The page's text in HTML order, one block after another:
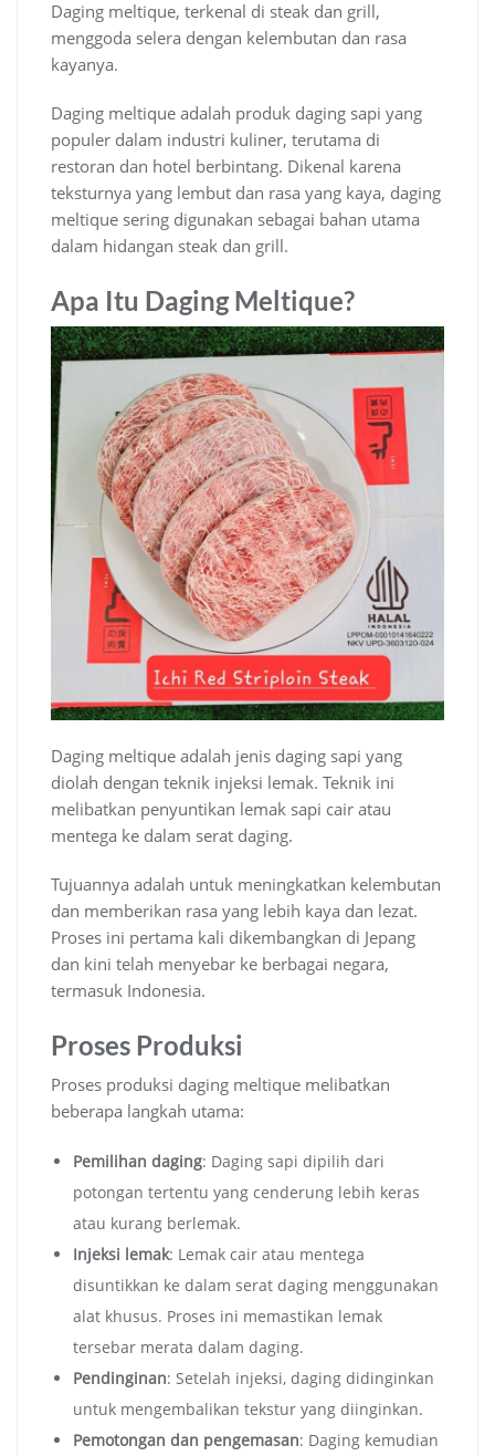
Daging meltique, terkenal di steak dan grill,
menggoda selera dengan kelembutan dan rasa
kayanya.
Daging meltique adalah produk daging sapi yang
populer dalam industri kuliner, terutama di
restoran dan hotel berbintang. Dikenal karena
teksturnya yang lembut dan rasa yang kaya, daging
meltique sering digunakan sebagai bahan utama
dalam hidangan steak dan grill.
Apa Itu Daging Meltique?
Daging meltique adalah jenis daging sapi yang
diolah dengan teknik injeksi lemak. Teknik ini
melibatkan penyuntikan lemak sapi cair atau
mentega ke dalam serat daging.
Tujuannya adalah untuk meningkatkan kelembutan
dan memberikan rasa yang lebih kaya dan lezat.
Proses ini pertama kali dikembangkan di Jepang
dan kini telah menyebar ke berbagai negara,
termasuk Indonesia.
Proses Produksi
Proses produksi daging meltique melibatkan
beberapa langkah utama:
Pemilihan daging: Daging sapi dipilih dari
potongan tertentu yang cenderung lebih keras
atau kurang berlemak.
Injeksi lemak: Lemak cair atau mentega
disuntikkan ke dalam serat daging menggunakan
alat khusus. Proses ini memastikan lemak
tersebar merata dalam daging.
Pendinginan: Setelah injeksi, daging didinginkan
untuk mengembalikan tekstur yang diinginkan.
Pemotongan dan pengemasan: Daging kemudian